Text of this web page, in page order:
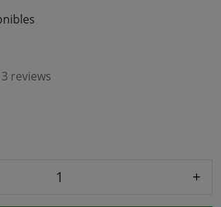
3 reviews
+